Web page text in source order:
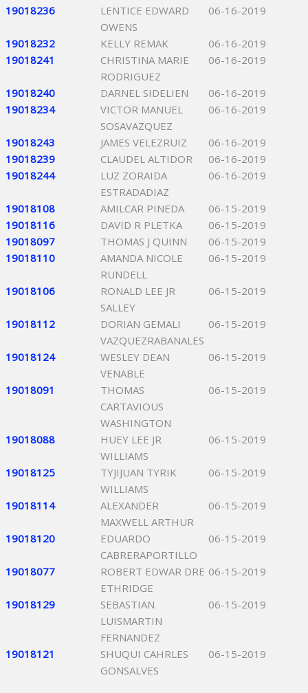
19018236
LENTICE EDWARD
OWENS
06-16-2019
19018232 KELLY REMAK
06-16-2019
19018241
CHRISTINA MARIE
RODRIGUEZ
06-16-2019
19018240 DARNEL SIDELIEN
06-16-2019
19018234
VICTOR MANUEL
SOSAVAZQUEZ
06-16-2019
19018243 JAMES VELEZRUIZ
06-16-2019
19018239
CLAUDEL ALTIDOR
06-16-2019
19018244
LUZ ZORAIDA
ESTRADADIAZ
06-16-2019
19018108 AMILCAR PINEDA
06-15-2019
19018116
DAVID R PLETKA
06-15-2019
19018097
THOMAS J QUINN
06-15-2019
19018110
AMANDA NICOLE
RUNDELL
06-15-2019
19018106
RONALD LEE JR
SALLEY
06-15-2019
19018112
DORIAN GEMALI
VAZQUEZRABANALES
06-15-2019
19018124
WESLEY DEAN
VENABLE
06-15-2019
19018091
THOMAS
CARTAVIOUS
WASHINGTON
06-15-2019
19018088
HUEY LEE JR
WILLIAMS
06-15-2019
19018125
TYJIJUAN TYRIK
WILLIAMS
06-15-2019
19018114
ALEXANDER
MAXWELL ARTHUR
06-15-2019
19018120
EDUARDO
CABRERAPORTILLO
06-15-2019
19018077
ROBERT EDWAR DRE
ETHRIDGE
06-15-2019
19018129
SEBASTIAN
LUISMARTIN
FERNANDEZ
06-15-2019
19018121
SHUQUI CAHRLES
GONSALVES
06-15-2019